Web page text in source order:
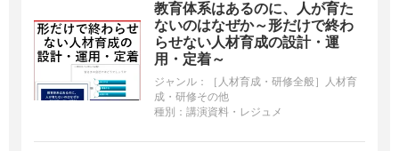
教育体系はあるのに、人が育た
ないのはなぜか～形だけで終わ
らせない人材育成の設計・運
用・定着～
ジャンル：
［人材育成・研修全般］人材育
成・研修その他
種別： 講演資料・レジュメ